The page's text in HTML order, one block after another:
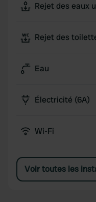
Rejet des eaux
Rejet des
Eau
Électricité (6A)
Wi-Fi
Voir toutes les